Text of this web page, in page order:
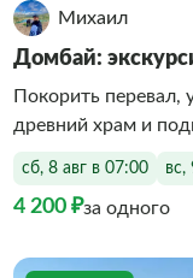
Михаил
Домбай:
Покорить перевал,
древний храм и
сб, 8 авг в 07:00 вс,
4 200 ₽за одного